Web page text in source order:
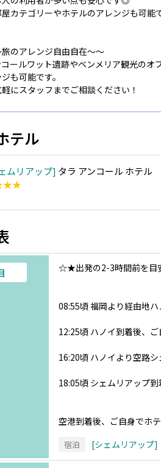
カテゴリーやホテルのアレンジも可能で
のアレンジ自由自在～～
ールワット遺跡やベンメリア観光のオ
も可能です。
にスタッフまでご相談ください！
テル
ムリアップ タラ アンコール ホテル
☆★出発の2-3時間前を目
08:55頃 福岡より経由地ハ
12:25頃 ハノイ到着後、ご
16:20頃 ハノイより空路シ
18:05頃 シェムリアップ到
空港到着後、ご自身でホ
宿泊 シェムリアップ